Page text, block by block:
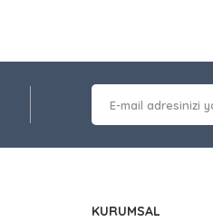
Ürün fiyatı diğer sitelerden daha pahalı.
KURUMSAL